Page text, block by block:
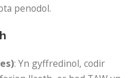
penodol.
: Yn gyffredinol, codir